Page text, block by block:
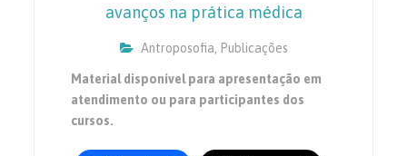
avanços na prática médica
Antroposofia, Publicações
Material disponível para apresentação em
atendimento ou para participantes dos
cursos.